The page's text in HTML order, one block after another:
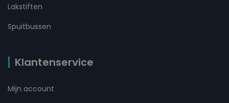
Lakstiften
Spuitbussen
Klantenservice
Mijn account